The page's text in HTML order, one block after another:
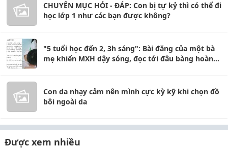
CHUYÊN MỤC HỎI - ĐÁP: Con bị tự kỷ thì có thể đi
học lớp 1 như các bạn được không?
"5 tuổi học đến 2, 3h sáng": Bài đăng của một bà
mẹ khiến MXH dậy sóng, đọc tới đâu bàng hoàng
Con da nhạy cảm nên mình cực kỳ kỹ khi chọn đồ
bôi ngoài da
Được xem nhiều